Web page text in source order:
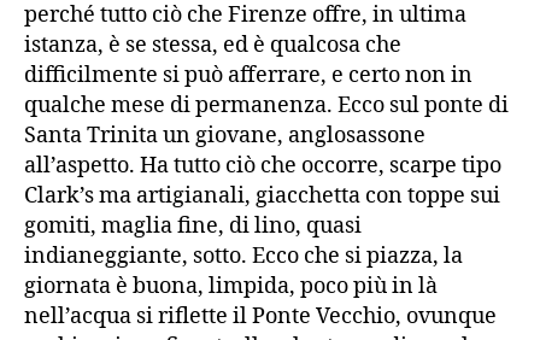
perché tutto ciò che Firenze offre, in ultima
istanza, è se stessa, ed è qualcosa che
difficilmente si può afferrare, e certo non in
qualche mese di permanenza. Ecco sul ponte di
Santa Trinita un giovane, anglosassone
all’aspetto. Ha tutto ciò che occorre, scarpe tipo
Clark’s ma artigianali, giacchetta con toppe sui
gomiti, maglia fine, di lino, quasi
indianeggiante, sotto. Ecco che si piazza, la
giornata è buona, limpida, poco più in là
nell’acqua si riflette il Ponte Vecchio, ovunque